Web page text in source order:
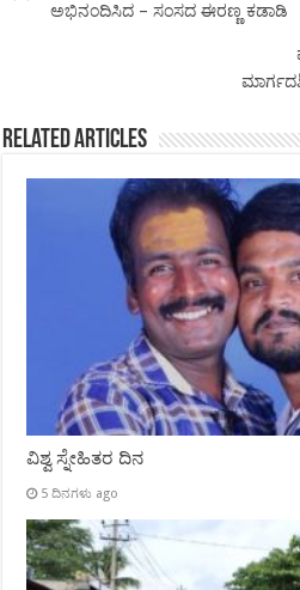
ಅಭಿನಂದಿಸಿದ – ಸಂಸದ ಈರಣ್ಣ ಕಡಾಡಿ
Related Articles
ವಿಶ್ವ ಸ್ನೇಹಿತರ ದಿನ
5 ದಿನಗಳು ago